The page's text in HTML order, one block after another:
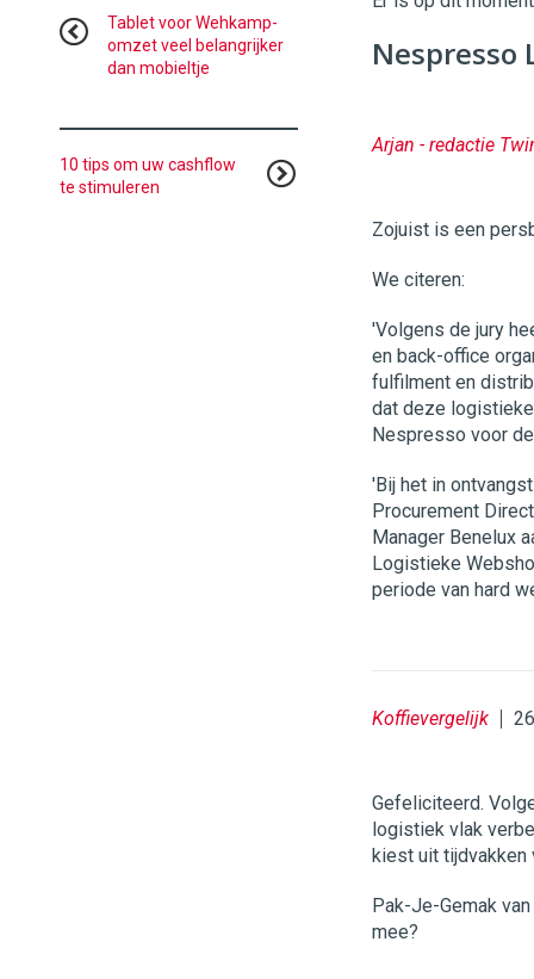
96 54
Nespresso
Arjan - redactie
Zojuist is een
We citeren:
'Volgens de jury
en back-office
fulfilment en
dat deze
Nespresso voor
'Bij het in
Procurement
Manager Benelux
Logistieke
periode van hard
Koffievergelijk
Gefeliciteerd.
logistiek vlak
kiest uit tijdvakken
Pak-Je-Gemak
mee?
Tablet voor Wehkamp-
omzet veel belangrijker
dan mobieltje
10 tips om uw cashflow
te stimuleren